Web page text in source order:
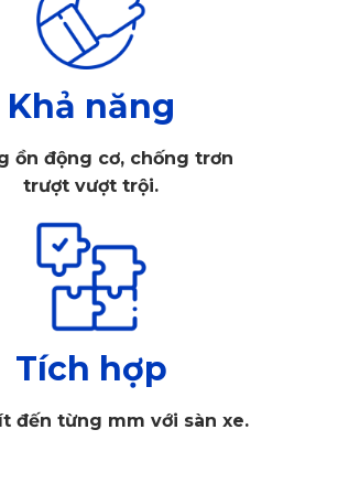
trình Ford Everest KD001 Pro
góc quay rộng lên tới 140 độ, cho khả
Khả năng
ồn động cơ, chống trơn
trượt vượt trội.
Tích hợp
đến từng mm với sàn xe.